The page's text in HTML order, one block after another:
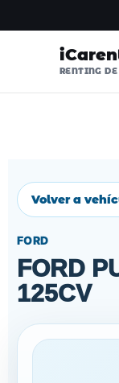
RENTING
NOSOTROS
VENTAJAS
Volver a
FORD
FORD
125CV